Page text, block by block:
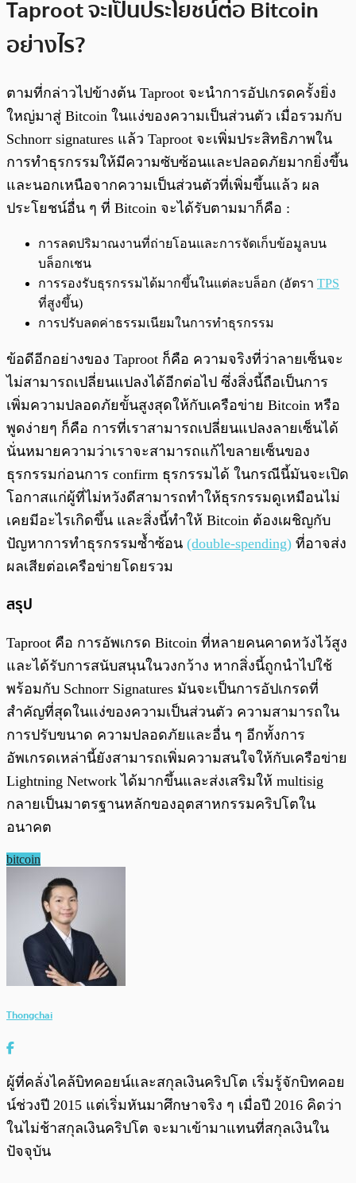
Taproot จะเป็นประโยชน์ต่อ Bitcoin
อย่างไร?
ตามที่กล่าวไปข้างต้น Taproot จะนำการอัปเกรดครั้งยิ่ง
ใหญ่มาสู่ Bitcoin ในแง่ของความเป็นส่วนตัว เมื่อรวมกับ
Schnorr signatures แล้ว Taproot จะเพิ่มประสิทธิภาพใน
การทำธุรกรรมให้มีความซับซ้อนและปลอดภัยมากยิ่งขึ้น
และนอกเหนือจากความเป็นส่วนตัวที่เพิ่มขึ้นแล้ว ผล
ประโยชน์อื่น ๆ ที่ Bitcoin จะได้รับตามมาก็คือ :
การลดปริมาณงานที่ถ่ายโอนและการจัดเก็บข้อมูลบน
บล็อกเชน
การรองรับธุรกรรมได้มากขึ้นในแต่ละบล็อก (อัตรา TPS
ที่สูงขึ้น)
การปรับลดค่าธรรมเนียมในการทำธุรกรรม
ข้อดีอีกอย่างของ Taproot ก็คือ ความจริงที่ว่าลายเซ็นจะ
ไม่สามารถเปลี่ยนแปลงได้อีกต่อไป ซึ่งสิ่งนี้ถือเป็นการ
เพิ่มความปลอดภัยขั้นสูงสุดให้กับเครือข่าย Bitcoin หรือ
พูดง่ายๆ ก็คือ การที่เราสามารถเปลี่ยนแปลงลายเซ็นได้
นั่นหมายความว่าเราจะสามารถแก้ไขลายเซ็นของ
ธุรกรรมก่อนการ confirm ธุรกรรมได้ ในกรณีนี้มันจะเปิด
โอกาสแก่ผู้ที่ไม่หวังดีสามารถทำให้ธุรกรรมดูเหมือนไม่
เคยมีอะไรเกิดขึ้น และสิ่งนี้ทำให้ Bitcoin ต้องเผชิญกับ
ปัญหาการทำธุรกรรมซ้ำซ้อน (double-spending) ที่อาจส่ง
ผลเสียต่อเครือข่ายโดยรวม
สรุป
Taproot คือ การอัพเกรด Bitcoin ที่หลายคนคาดหวังไว้สูง
และได้รับการสนับสนุนในวงกว้าง หากสิ่งนี้ถูกนำไปใช้
พร้อมกับ Schnorr Signatures มันจะเป็นการอัปเกรดที่
สำคัญที่สุดในแง่ของความเป็นส่วนตัว ความสามารถใน
การปรับขนาด ความปลอดภัยและอื่น ๆ อีกทั้งการ
อัพเกรดเหล่านี้ยังสามารถเพิ่มความสนใจให้กับเครือข่าย
Lightning Network ได้มากขึ้นและส่งเสริมให้ multisig
กลายเป็นมาตรฐานหลักของอุตสาหกรรมคริปโตใน
อนาคต
bitcoin
Thongchai
ผู้ที่คลั่งไคล้บิทคอยน์และสกุลเงินคริปโต เริ่มรู้จักบิทคอย
น์ช่วงปี 2015 แต่เริ่มหันมาศึกษาจริง ๆ เมื่อปี 2016 คิดว่า
ในไม่ช้าสกุลเงินคริปโต จะมาเข้ามาแทนที่สกุลเงินใน
ปัจจุบัน